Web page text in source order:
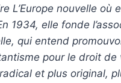
L’Europe nouvelle où
1934, elle fonde
qui entend
pour le droit de
et plus original,